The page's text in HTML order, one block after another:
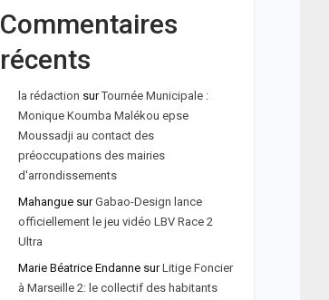
Commentaires
récents
la rédaction surTournée Municipale :
Monique Koumba Malékou epse
Moussadji au contact des
préoccupations des mairies
d'arrondissements
MahanguesurGabao-Design lance
officiellement le jeu vidéo LBV Race 2
Ultra
Marie Béatrice EndannesurLitige Foncier
à Marseille 2: le collectif des habitants